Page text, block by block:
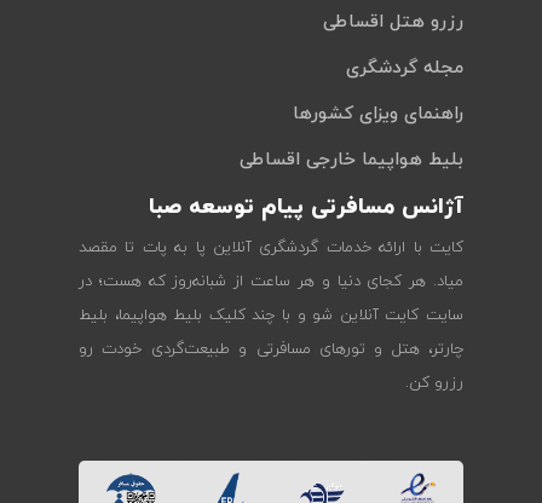
رزرو هتل اقساطی
مجله گردشگری
راهنمای ویزای کشورها
بلیط هواپیما خارجی اقساطی
آژانس مسافرتی پیام توسعه صبا
کایت با ارائه خدمات گردشگری آنلاین پا به پات تا مقصد
میاد. هر کجای دنیا و هر ساعت از شبانه‌روز که هست؛ در
سایت کایت آنلاین شو و با چند کلیک بلیط هواپیما، بلیط
چارتر، هتل و تورهای مسافرتی و طبیعت‌گردی خودت رو
رزرو کن.